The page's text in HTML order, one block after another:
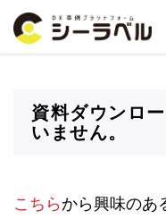
資料ダウンロ
いません。
こちらから興味のあ